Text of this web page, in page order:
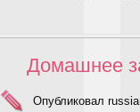
Домашнее
Опубликовал